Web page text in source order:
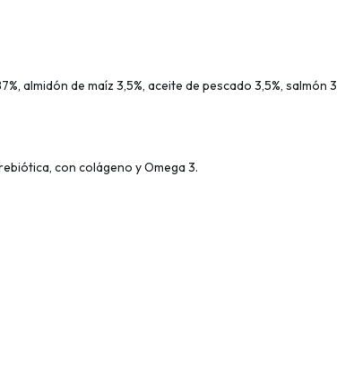
almidón de maíz 3,5%, aceite de pescado 3,5%, salmón
con colágeno y Omega 3.